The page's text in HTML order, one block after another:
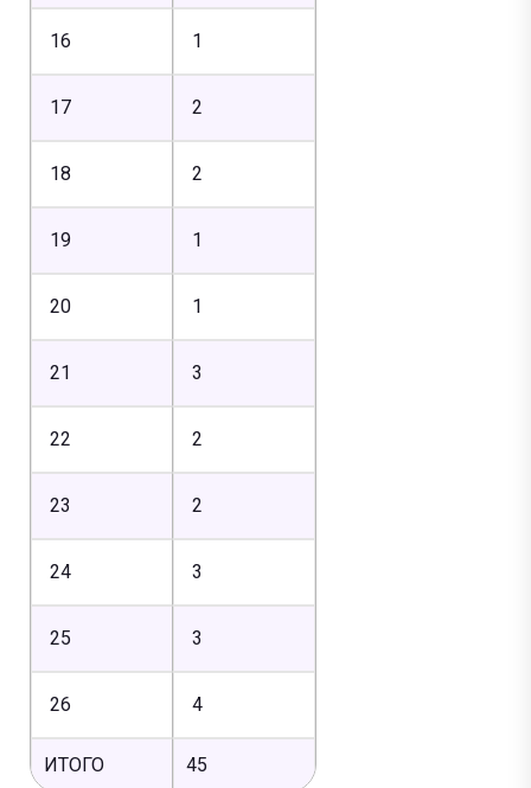
16 1
17 2
18 2
19 1
20 1
21 3
22 2
23 2
24 3
25 3
26 4
ИТОГО 45